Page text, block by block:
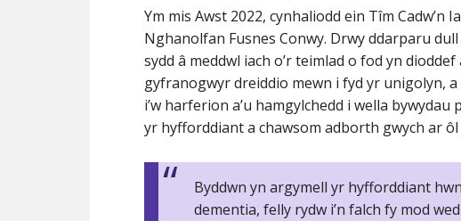
Ym mis Awst 2022, cynhaliodd ein Tîm Cadw’n
Nghanolfan Fusnes Conwy. Drwy ddarparu
sydd â meddwl iach o’r teimlad o fod yn
gyfranogwyr dreiddio mewn i fyd yr unigolyn,
i’w harferion a’u hamgylchedd i wella
yr hyfforddiant a chawsom adborth gwych ar ôl
Byddwn yn argymell yr hyfforddiant
dementia, felly rydw i’n falch fy mod